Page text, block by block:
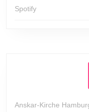
Spotify
Anskar-Kirche